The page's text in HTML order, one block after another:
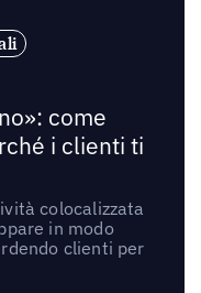
come
i clienti ti
colocalizzata
in modo
clienti per